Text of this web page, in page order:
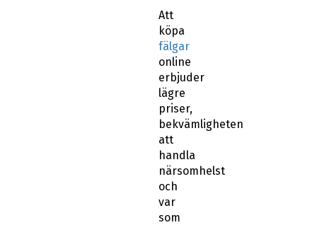
Att
köpa
fälgar
online
erbjuder
lägre
priser,
bekvämligheten
att
handla
närsomhelst
och
var
som